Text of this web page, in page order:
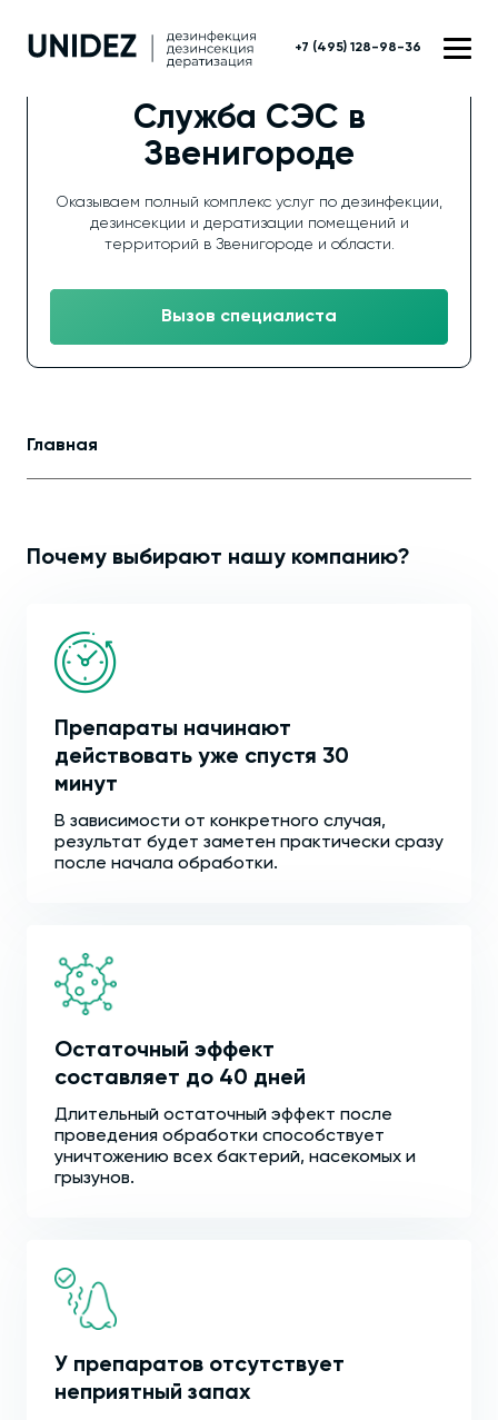
+7 (495) 128-98-36
Служба СЭС в
Звенигороде
Оказываем полный комплекс услуг по дезинфекции,
дезинсекции и дератизации помещений и
территорий в Звенигороде и области.
Вызов специалиста
Главная
Почему выбирают нашу компанию?
Препараты начинают
действовать уже спустя 30
минут
В зависимости от конкретного случая,
результат будет заметен практически сразу
после начала обработки.
Остаточный эффект
составляет до 40 дней
Длительный остаточный эффект после
проведения обработки способствует
уничтожению всех бактерий, насекомых и
грызунов.
У препаратов отсутствует
неприятный запах